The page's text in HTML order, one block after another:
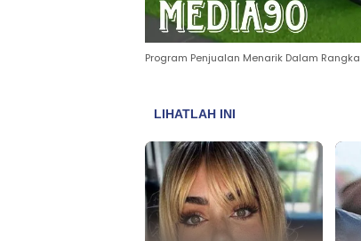
Program Penjualan Menarik Dalam